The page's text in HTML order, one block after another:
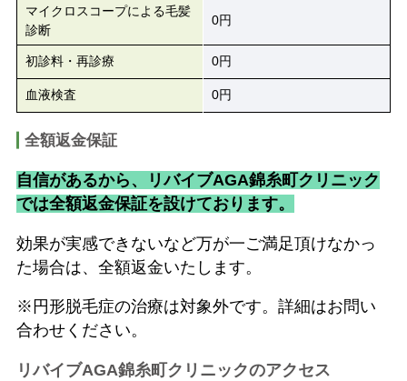
マイクロスコープによる毛髪
診断
0円
初診料・再診療 0円
血液検査 0円
全額返金保証
自信があるから、リバイブAGA錦糸町クリニック
では全額返金保証を設けております。
効果が実感できないなど万が一ご満足頂けなかっ
た場合は、全額返金いたします。
※円形脱毛症の治療は対象外です。詳細はお問い
合わせください。
リバイブAGA錦糸町クリニックのアクセス